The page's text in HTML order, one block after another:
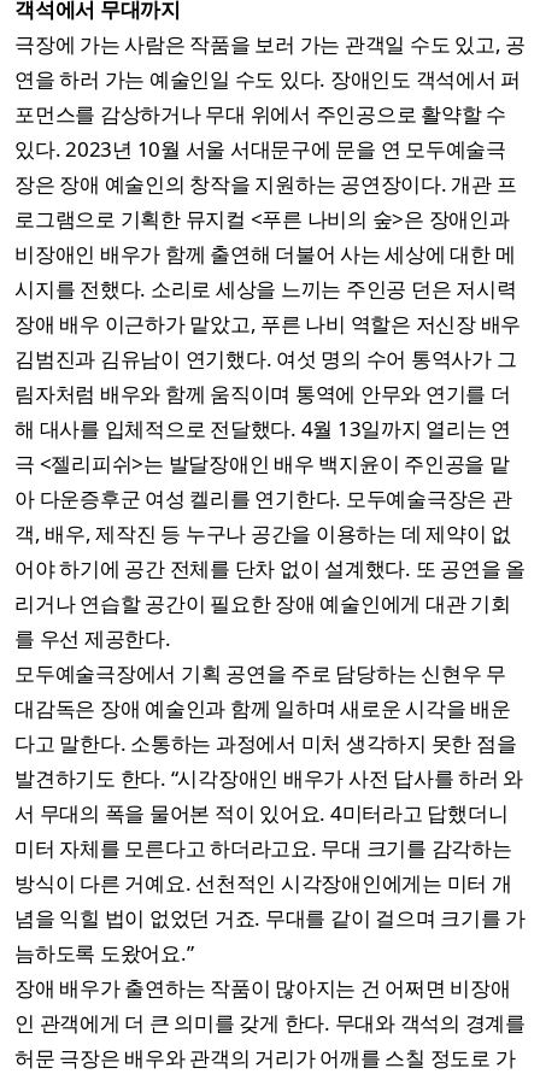
객석에서 무대까지
극장에 가는 사람은 작품을 보러 가는 관객일 수도 있고, 공
연을 하러 가는 예술인일 수도 있다. 장애인도 객석에서 퍼
포먼스를 감상하거나 무대 위에서 주인공으로 활약할 수
있다. 2023년 10월 서울 서대문구에 문을 연 모두예술극
장은 장애 예술인의 창작을 지원하는 공연장이다. 개관 프
로그램으로 기획한 뮤지컬 <푸른 나비의 숲>은 장애인과
비장애인 배우가 함께 출연해 더불어 사는 세상에 대한 메
시지를 전했다. 소리로 세상을 느끼는 주인공 던은 저시력
장애 배우 이근하가 맡았고, 푸른 나비 역할은 저신장 배우
김범진과 김유남이 연기했다. 여섯 명의 수어 통역사가 그
림자처럼 배우와 함께 움직이며 통역에 안무와 연기를 더
해 대사를 입체적으로 전달했다. 4월 13일까지 열리는 연
극 <젤리피쉬>는 발달장애인 배우 백지윤이 주인공을 맡
아 다운증후군 여성 켈리를 연기한다. 모두예술극장은 관
객, 배우, 제작진 등 누구나 공간을 이용하는 데 제약이 없
어야 하기에 공간 전체를 단차 없이 설계했다. 또 공연을 올
리거나 연습할 공간이 필요한 장애 예술인에게 대관 기회
를 우선 제공한다.
모두예술극장에서 기획 공연을 주로 담당하는 신현우 무
대감독은 장애 예술인과 함께 일하며 새로운 시각을 배운
다고 말한다. 소통하는 과정에서 미처 생각하지 못한 점을
발견하기도 한다. “시각장애인 배우가 사전 답사를 하러 와
서 무대의 폭을 물어본 적이 있어요. 4미터라고 답했더니
미터 자체를 모른다고 하더라고요. 무대 크기를 감각하는
방식이 다른 거예요. 선천적인 시각장애인에게는 미터 개
념을 익힐 법이 없었던 거죠. 무대를 같이 걸으며 크기를 가
늠하도록 도왔어요.”
장애 배우가 출연하는 작품이 많아지는 건 어쩌면 비장애
인 관객에게 더 큰 의미를 갖게 한다. 무대와 객석의 경계를
허문 극장은 배우와 관객의 거리가 어깨를 스칠 정도로 가